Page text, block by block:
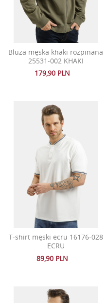
Bluza męska khaki rozpinana
25531-002 KHAKI
179,90 PLN
T-shirt męski ecru 16176-028
ECRU
89,90 PLN